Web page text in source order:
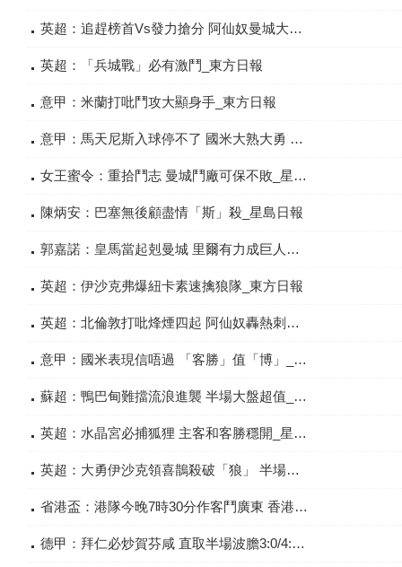
英超：追趕榜首Vs發力搶分 阿仙奴曼城大展鴻圖_東方日報
英超：「兵城戰」必有激鬥_東方日報
意甲：米蘭打吡鬥攻大顯身手_東方日報
意甲：馬天尼斯入球停不了 國米大熟大勇 打吡勢奪「A」_星島日報
女王蜜令：重拾鬥志 曼城鬥廠可保不敗_星島日報
陳炳安：巴塞無後顧盡情「斯」殺_星島日報
郭嘉諾：皇馬當起剋曼城 里爾有力成巨人殺手_星島日報
英超：伊沙克弗爆紐卡素速擒狼隊_東方日報
英超：北倫敦打吡烽煙四起 阿仙奴轟熱刺搶開半大_東方日報
意甲：國米表現信唔過 「客勝」值「博」_星島日報
蘇超：鴨巴甸難擋流浪進襲 半場大盤超值_星島日報
英超：水晶宮必捕狐狸 主客和客勝穩開_星島日報
英超：大勇伊沙克領喜鵲殺破「狼」 半場「主勝」值捧_星島日報
省港盃：港隊今晚7時30分作客鬥廣東 香港華迪劉智樂領軍出擊_星島日報
德甲：拜仁必炒賀芬咸 直取半場波膽3:0/4:0_星島日報